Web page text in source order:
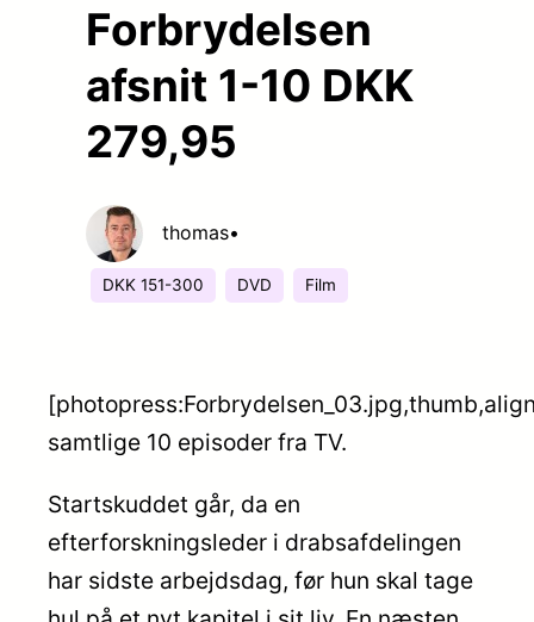
Forbrydelsen
afsnit 1-10 DKK
279,95
thomas•
DKK 151-300 DVD Film
samtlige 10 episoder fra TV.
Startskuddet går, da en
efterforskningsleder i drabsafdelingen
har sidste arbejdsdag, før hun skal tage